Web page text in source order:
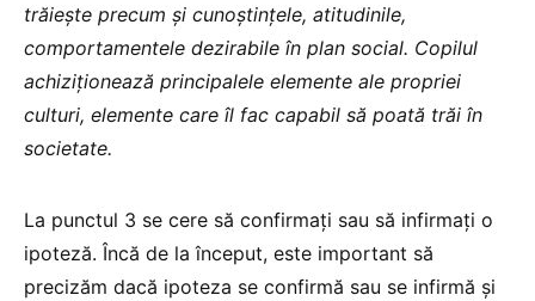
trăiește precum și cunoștințele, atitudinile,
comportamentele dezirabile în plan social. Copilul
achiziționează principalele elemente ale propriei
culturi, elemente care îl fac capabil să poată trăi în
societate.
La punctul 3 se cere să confirmați sau să infirmați o
ipoteză. Încă de la început, este important să
precizăm dacă ipoteza se confirmă sau se infirmă și